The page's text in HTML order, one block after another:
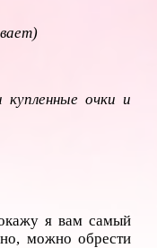
очки и
я вам самый
можно обрести